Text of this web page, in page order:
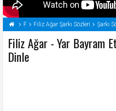
F Filiz Ağar Şarkı Sözleri Şarkı
Filiz Ağar - Yar Bayram
Dinle